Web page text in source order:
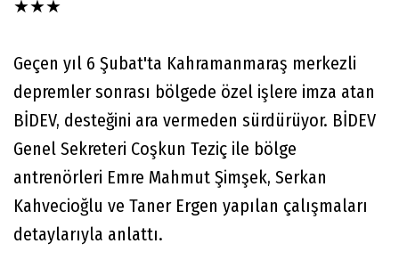
★★★
Geçen yıl 6 Şubat'ta Kahramanmaraş merkezli
depremler sonrası bölgede özel işlere imza atan
BİDEV, desteğini ara vermeden sürdürüyor. BİDEV
Genel Sekreteri Coşkun Teziç ile bölge
antrenörleri Emre Mahmut Şimşek, Serkan
Kahvecioğlu ve Taner Ergen yapılan çalışmaları
detaylarıyla anlattı.